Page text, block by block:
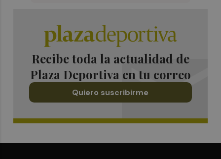
Recibe toda la actualidad de
Plaza Deportiva en tu correo
Quiero suscribirme